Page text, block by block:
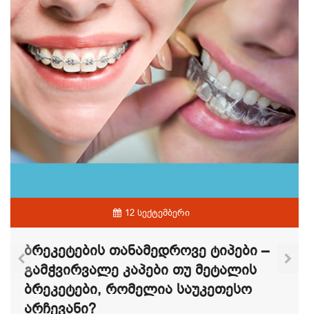
12 სექტემბერი
Ბრეკეტების Თანამედროვე Ტიპები –
Გამჭვირვალე Კაპები Თუ Მეტალის
Ბრეკეტები, Რომელია Საუკეთესო
Არჩევანი?